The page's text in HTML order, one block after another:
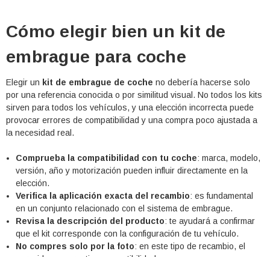
Cómo elegir bien un kit de
embrague para coche
Elegir un kit de embrague de coche no debería hacerse solo
por una referencia conocida o por similitud visual. No todos los kits
sirven para todos los vehículos, y una elección incorrecta puede
provocar errores de compatibilidad y una compra poco ajustada a
la necesidad real.
Comprueba la compatibilidad con tu coche: marca, modelo,
versión, año y motorización pueden influir directamente en la
elección.
Verifica la aplicación exacta del recambio: es fundamental
en un conjunto relacionado con el sistema de embrague.
Revisa la descripción del producto: te ayudará a confirmar
que el kit corresponde con la configuración de tu vehículo.
No compres solo por la foto: en este tipo de recambio, el